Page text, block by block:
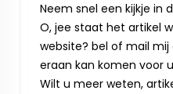
Neem snel een kijkje in
O, jee staat het artikel
website? bel of mail mij
eraan kan komen voor
Wilt u meer weten,